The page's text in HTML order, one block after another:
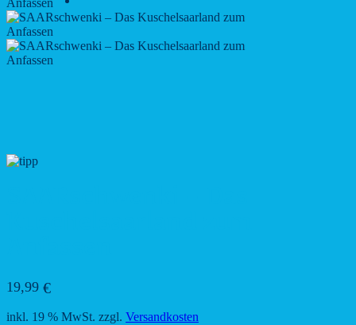
19,99 €
inkl. 19 % MwSt. zzgl. Versandkosten